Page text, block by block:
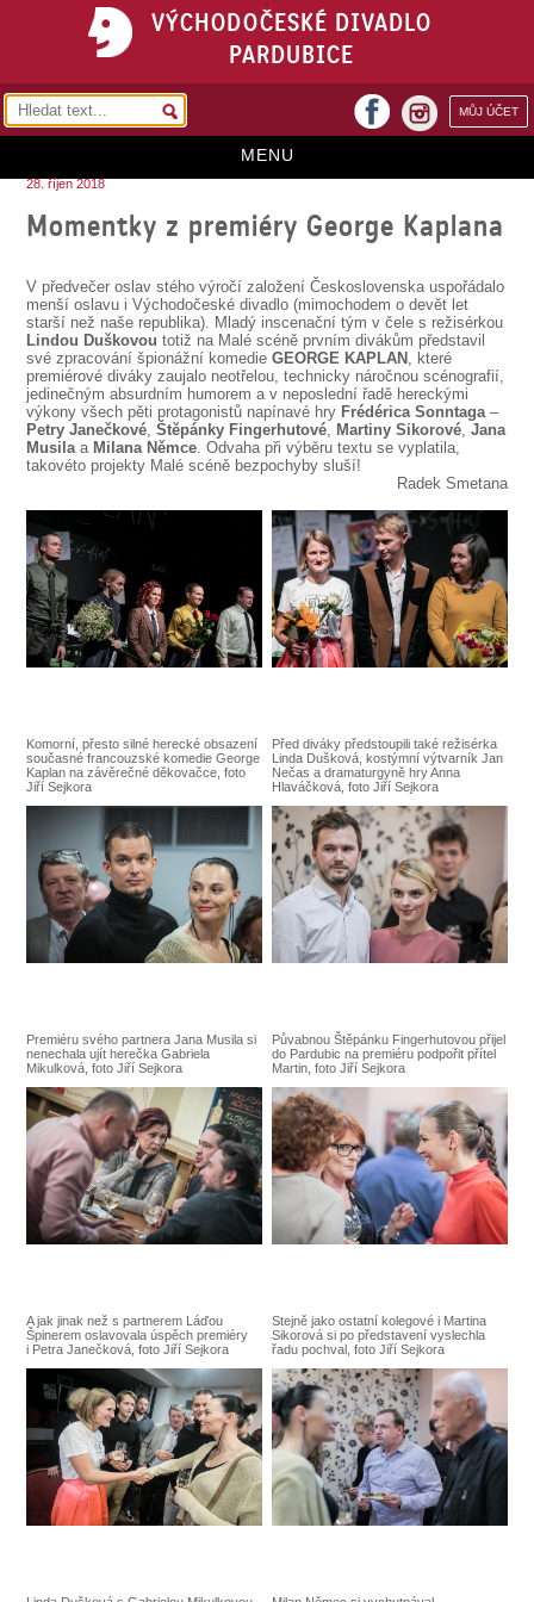
VÝCHODOČESKÉ DIVADLO
PARDUBICE
MŮJ ÚČET
facebook
MENU
REPERTOÁR
VSTUPENKY
PŘEDPLATNÉ
KONTAKTY
SOUBOR
DÁLE NABÍZÍME
28. říjen 2018
Momentky z premiéry George Kaplana
V předvečer oslav stého výročí založení Československa uspořádalo
menší oslavu i Východočeské divadlo (mimochodem o devět let
starší než naše republika). Mladý inscenační tým v čele s režisérkou
Lindou Duškovou totiž na Malé scéně prvním divákům představil
své zpracování špionážní komedieGEORGE KAPLAN , které
premiérové diváky zaujalo neotřelou, technicky náročnou scénografií,
jedinečným absurdním humorem a v neposlední řadě hereckými
výkony všech pěti protagonistů napínavé hry Frédérica Sonntaga–
Petry Janečkové,Štěpánky Fingerhutové, Martiny Sikorové,Jana
Musilaa Milana Němce. Odvaha při výběru textu se vyplatila,
takovéto projekty Malé scéně bezpochyby sluší!
Radek Smetana
Komorní, přesto silné herecké obsazení
současné francouzské komedie George
Kaplan na závěrečné děkovačce, foto
Jiří Sejkora
Před diváky předstoupili také režisérka
Linda Dušková, kostýmní výtvarník Jan
Nečas a dramaturgyně hry Anna
Hlaváčková, foto Jiří Sejkora
Premiéru svého partnera Jana Musila si
nenechala ujít herečka Gabriela
Mikulková, foto Jiří Sejkora
Půvabnou Štěpánku Fingerhutovou přijel
do Pardubic na premiéru podpořit přítel
Martin, foto Jiří Sejkora
A jak jinak než s partnerem Láďou
Špinerem oslavovala úspěch premiéry
i Petra Janečková, foto Jiří Sejkora
Stejně jako ostatní kolegové i Martina
Sikorová si po představení vyslechla
řadu pochval, foto Jiří Sejkora